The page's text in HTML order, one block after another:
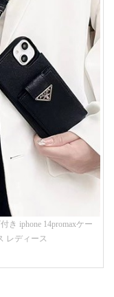
き iphone 14promaxケー
レディース